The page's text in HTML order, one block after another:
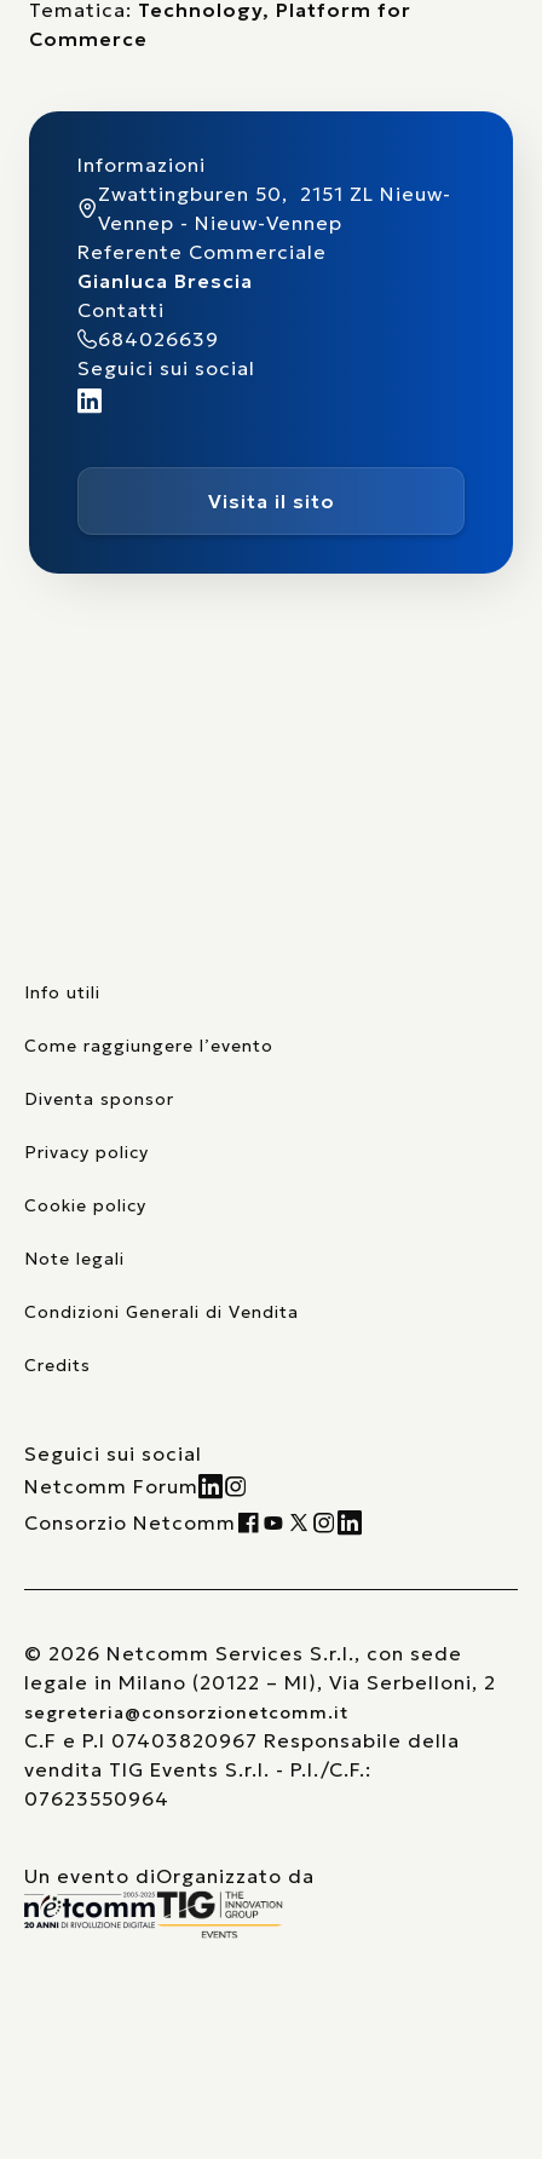
Tematica: Technology, Platform for
Commerce
Informazioni
Zwattingburen 50, 2151 ZL Nieuw-
Vennep - Nieuw-Vennep
Referente Commerciale
Gianluca Brescia
Contatti
684026639
Seguici sui social
Visita il sito
Info utili
Come raggiungere l’evento
Diventa sponsor
Privacy policy
Cookie policy
Note legali
Condizioni Generali di Vendita
Credits
Seguici sui social
Netcomm Forum
Consorzio Netcomm
© 2026 Netcomm Services S.r.l., con sede
legale in Milano (20122 – MI), Via Serbelloni, 2
segreteria@consorzionetcomm.it
C.F e P.I 07403820967 Responsabile della
vendita TIG Events S.r.l. - P.I./C.F.:
07623550964
Un evento diOrganizzato da